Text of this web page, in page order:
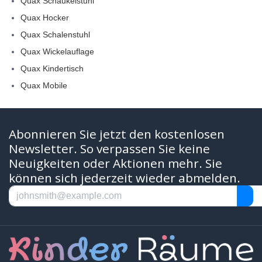
Quax Hocker
Quax Schalenstuhl
Quax Wickelauflage
Quax Kindertisch
Quax Mobile
Abonnieren Sie jetzt den kostenlosen
Newsletter. So verpassen Sie keine
Neuigkeiten oder Aktionen mehr. Sie
können sich jederzeit wieder abmelden.